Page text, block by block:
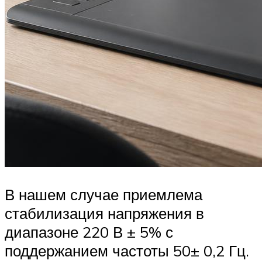
В нашем случае приемлема
стабилизация напряжения в
диапазоне 220 В ± 5% с
поддержанием частоты 50± 0,2 Гц.